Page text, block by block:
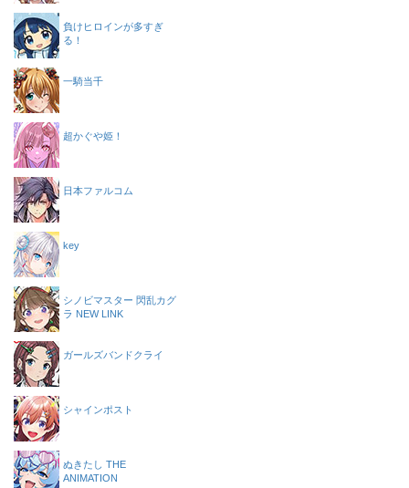
負けヒロインが多すぎ
る！
一騎当千
超かぐや姫！
日本ファルコム
key
シノビマスター 閃乱カグ
ラ NEW LINK
ガールズバンドクライ
シャインポスト
ぬきたし THE
ANIMATION